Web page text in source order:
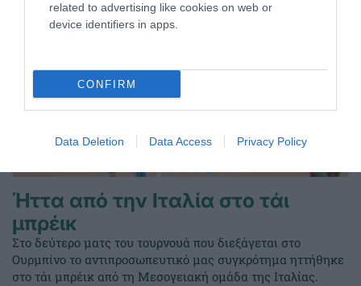
related to advertising like cookies on web or
device identifiers in apps.
CONFIRM
Data Deletion Data Access Privacy Policy
Ήττα από την Ιταλία στο τάι
μπρέικ
Στο δεύτερο ματς του τουρνουά που διεξάγεται στο
Ουρμπίνο το αντιπροσωπευτικό μας συγκρότημα ηττήθηκε
στο τάι μπρέικ από τη Μεσογειακή ομάδα της Ιταλίας.